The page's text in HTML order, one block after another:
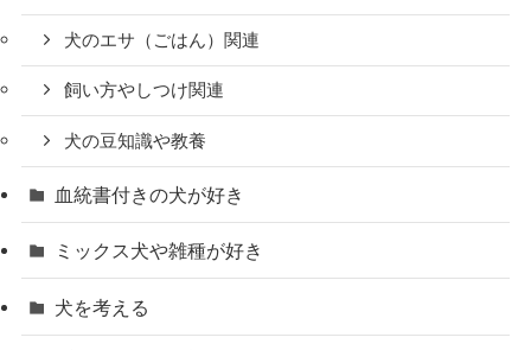
犬のエサ（ごはん）関連
飼い方やしつけ関連
犬の豆知識や教養
血統書付きの犬が好き
ミックス犬や雑種が好き
犬を考える